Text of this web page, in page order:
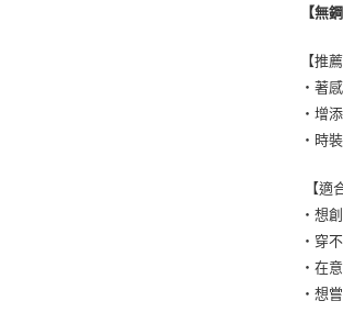
【無
【推
・著
・增
・時
【適
・想
・穿
・在
・想